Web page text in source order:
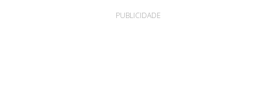
PUBLICIDADE